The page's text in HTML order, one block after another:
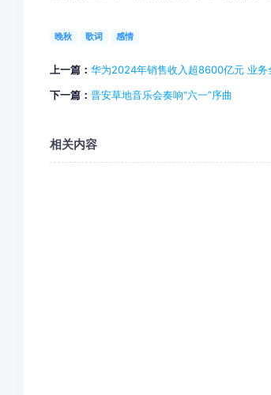
晚秋 歌词 感情
上一篇： 华为2024年销售收入超8600亿元 业务
下一篇： 晋安草地音乐会奏响“六一”序曲
相关内容